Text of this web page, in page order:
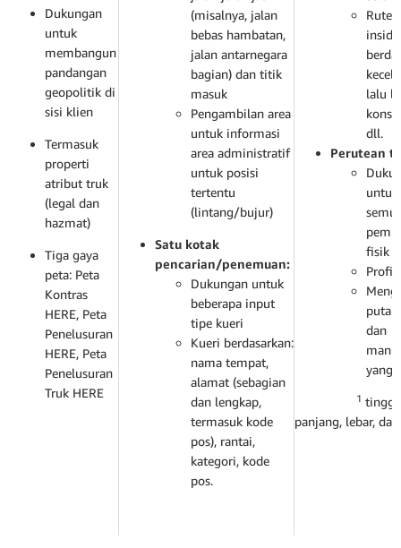
Dukungan
untuk
membangun
pandangan
geopolitik di
sisi klien
Termasuk
properti
atribut truk
(legal dan
hazmat)
Tiga gaya
peta: Peta
Kontras
HERE, Peta
Penelusuran
HERE, Peta
Penelusuran
Truk HERE
(misalnya, jalan
bebas hambatan,
jalan antarnegara
bagian) dan titik
masuk
Pengambilan area
untuk informasi
area administratif
untuk posisi
tertentu
(lintang/bujur)
Satu kotak
pencarian/penemuan:
Dukungan untuk
beberapa input
tipe kueri
Kueri berdasarkan:
nama tempat,
alamat (sebagian
dan lengkap,
termasuk kode
pos), rantai,
kategori, kode
pos.
Rute
lalu
dll.
Perutean
untuk
fisik
Profil
dan
yang
1 tinggi,
panjang, lebar,